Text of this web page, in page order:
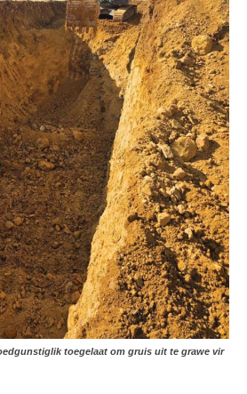
toegelaat om gruis uit te grawe vir